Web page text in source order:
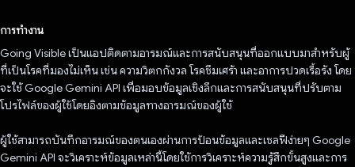
การทำงาน
Going Visible เป็นแอปติดตามอารมณ์และการสนับสนุนที่ออกแบบมาสำหรับผู้
ที่เป็นโรคที่มองไม่เห็น เช่น ความวิตกกังวล โรคซึมเศร้า และอาการปวดเรื้อรัง โดย
จะใช้ Google Gemini API เพื่อมอบข้อมูลเชิงลึกและการสนับสนุนที่ปรับตาม
โปรไฟล์ของผู้ใช้โดยอิงตามข้อมูลทางอารมณ์ของผู้ใช้
ผู้ใช้สามารถบันทึกอารมณ์ของตนเองผ่านการป้อนข้อมูลและเซลฟีง่ายๆ Google
Gemini API จะวิเคราะห์ข้อมูลเหล่านี้โดยใช้การวิเคราะห์ความรู้สึกขั้นสูงและการ